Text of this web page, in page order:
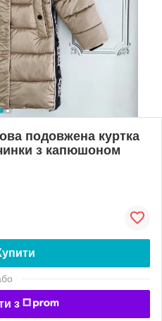
подовжена куртка
з капюшоном
з